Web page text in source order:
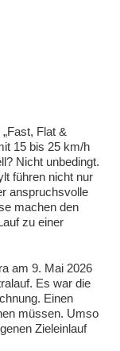
Flat &
15 bis 25 km/h
Nicht unbedingt.
führen nicht nur
anspruchsvolle
machen den
zu einer
am 9. Mai 2026
Es war die
Einen
müssen. Umso
Zieleinlauf